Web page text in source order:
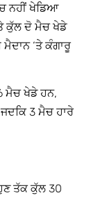
ਨਹੀਂ ਖੇਡਿਆ
ਕੁੱਲ ਦੋ ਮੈਚ ਖੇਡੇ
‘ਤੇ ਕੰਗਾਰੂ
ਮੈਚ ਖੇਡੇ ਹਨ,
3 ਮੈਚ ਹਾਰੇ
ਤੱਕ ਕੁੱਲ 30